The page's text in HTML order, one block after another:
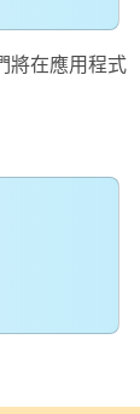
將在應用程式